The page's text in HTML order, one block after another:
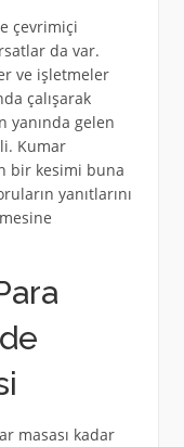
çevrimiçi
da var.
ve işletmeler
çalışarak
yanında gelen
Kumar
bir kesimi buna
yanıtlarını
masası kadar